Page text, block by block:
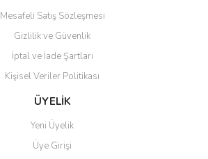
Gönder
Mesafeli Satış Sözleşmesi
Gizlilik ve Güvenlik
İptal ve İade Şartları
Kişisel Veriler Politikası
ÜYELİK
Yeni Üyelik
Üye Girişi